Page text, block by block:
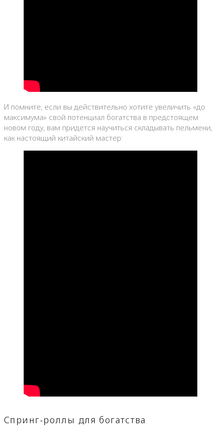
И помните, если вы действительно хотите увеличить «до
максимума» свой потенциал богатства в предстоящем
новом году, вам придется научиться складывать пельмени,
как настоящий китайский мастер:
Спринг-роллы для богатства